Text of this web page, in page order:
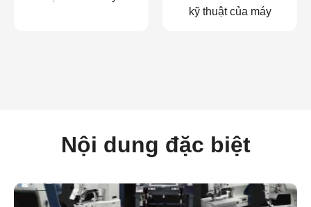
kỹ thuật của máy
Nội dung đặc biệt